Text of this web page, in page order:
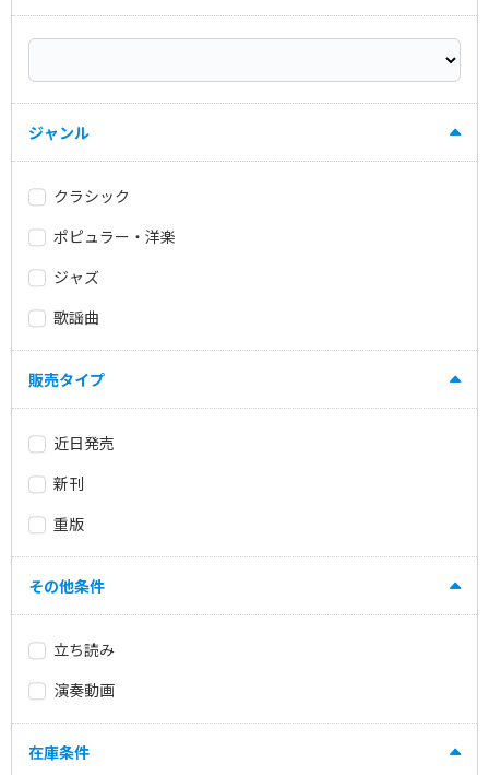
ジャンル
クラシック
ポピュラー・洋楽
ジャズ
歌謡曲
販売タイプ
近日発売
新刊
重版
その他条件
立ち読み
演奏動画
在庫条件